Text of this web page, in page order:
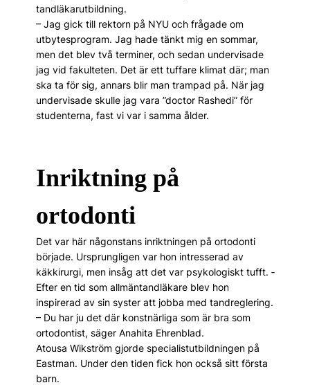
tandläkarutbildning.
– Jag gick till rektorn på NYU och frågade om
utbytesprogram. Jag hade tänkt mig en sommar,
men det blev två terminer, och sedan undervisade
jag vid fakulteten. Det är ett tuffare klimat där; man
ska ta för sig, annars blir man trampad på. När jag
undervisade skulle jag vara ”doctor Rashedi” för
studenterna, fast vi var i samma ålder.
Inriktning på
ortodonti
Det var här någonstans inriktningen på ortodonti
började. Ursprungligen var hon intresserad av
käkkirurgi, men insåg att det var psykologiskt tufft. ­
Efter en tid som allmäntandläkare blev hon
inspirerad av sin syster att jobba med tandreglering.
– Du har ju det där konstnärliga som är bra som
ortodontist, säger Anahita Ehrenblad.
Atousa Wikström gjorde specialistutbildningen på
Eastman. Under den tiden fick hon också sitt första
barn.